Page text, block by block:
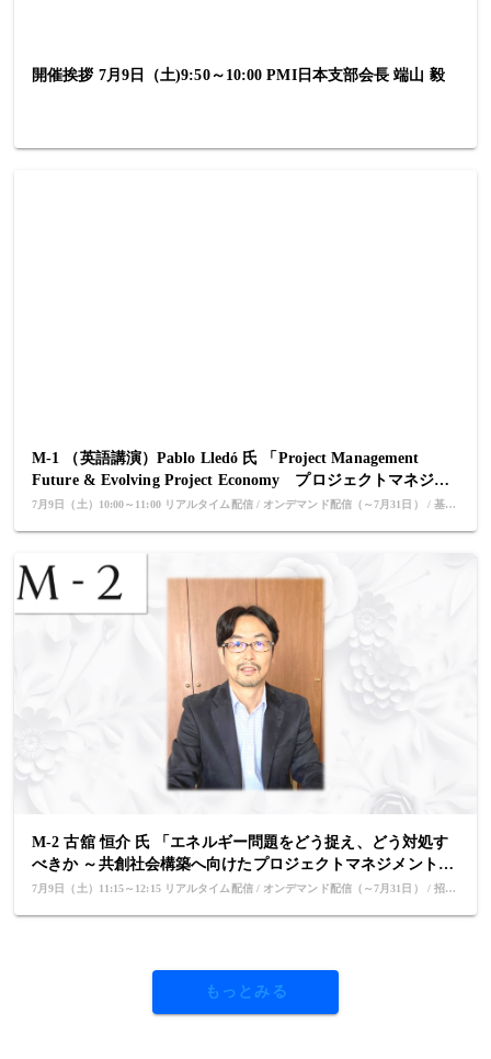
開催挨拶 7月9日（土)9:50～10:00 PMI日本支部会長 端山 毅
M-1 （英語講演）Pablo Lledó 氏 「Project Management
Future & Evolving Project Economy プロジェクトマネジメ
ントの未来と進化するプロジェクトエコノミー」 Project
7月9日（土）10:00～11:00 リアルタイム配信 / オンデマンド配信（～7月31日） / 基調
M-2 古舘 恒介 氏 「エネルギー問題をどう捉え、どう対処す
べきか ～共創社会構築へ向けたプロジェクトマネジメントの
可能性 ～」 JX石油開発（株） 国内CCS事業推進部長 ＜
7月9日（土）11:15～12:15 リアルタイム配信 / オンデマンド配信（～7月31日） / 招待
もっとみる